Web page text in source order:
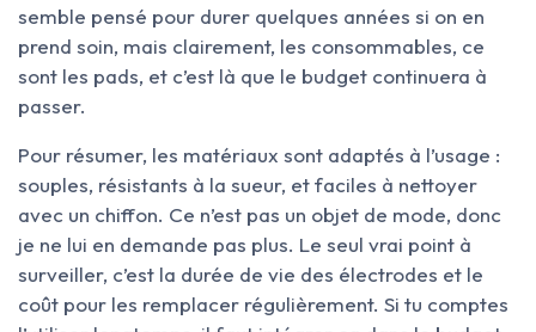
semble pensé pour durer quelques années si on en
prend soin, mais clairement, les consommables, ce
sont les pads, et c’est là que le budget continuera à
passer.
Pour résumer, les matériaux sont adaptés à l’usage :
souples, résistants à la sueur, et faciles à nettoyer
avec un chiffon. Ce n’est pas un objet de mode, donc
je ne lui en demande pas plus. Le seul vrai point à
surveiller, c’est la durée de vie des électrodes et le
coût pour les remplacer régulièrement. Si tu comptes